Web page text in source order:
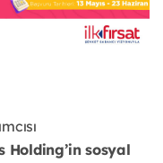
Holding’in sosyal